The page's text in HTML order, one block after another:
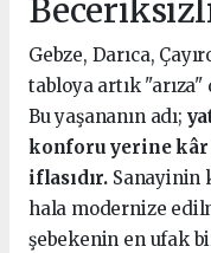
Gebze, Darıca,
tabloya artık
Bu yaşananın adı;
konforu yerine kâr
iflasıdır. Sanayinin
hala modernize
şebekenin en ufak